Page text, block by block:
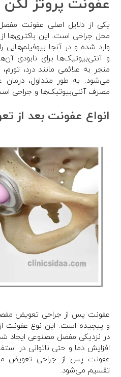
عفونت پروتز
یکی از دلایل اصلی عفونت
محل جراحی است. این باکتری‌ها
وارد شده و در آنجا بیوفیلم‌هایی
و آنتی‌بیوتیک‌ها برای نابودی
منجر به علائمی مانند درد،
می‌شود. به طور متداول،
مصرف آنتی‌بیوتیک‌ها و جراحی
انواع عفونت بعد
عفونت پس از جراحی تعویض
و پیچیده است. این نوع عفونت
در نزدیکی مفصل مصنوعی ایجاد
افزایش دما و حتی ناتوانی در
عفونت پس از جراحی تعویض
تقسیم می‌شود.